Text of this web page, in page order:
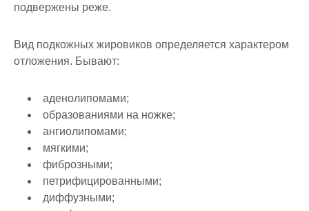
подвержены реже.
Вид подкожных жировиков определяется характером
отложения. Бывают:
аденолипомами;
образованиями на ножке;
ангиолипомами;
мягкими;
фиброзными;
петрифицированными;
диффузными;